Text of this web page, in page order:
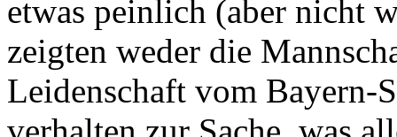
etwas peinlich (aber nicht
zeigten weder die
Leidenschaft vom Bayern-